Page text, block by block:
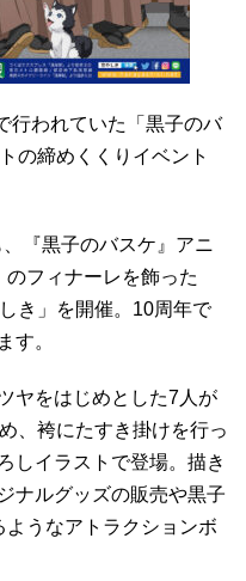
行われていた「黒子のバ
の締めくくりイベント
『黒子のバスケ』アニ
フィナーレを飾った
き」を開催。10周年で
す。
ヤをはじめとした7人が
、袴にたすき掛けを行っ
しイラストで登場。描き
ナルグッズの販売や黒子
うなアトラクションボ